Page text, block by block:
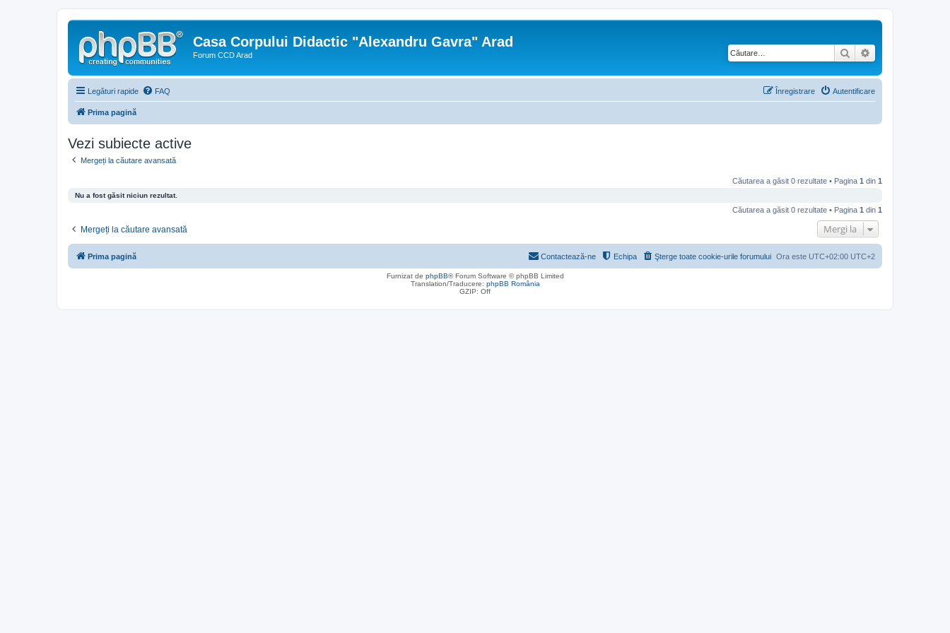
Casa Corpului Didactic "Alexandru Gavra" Arad
Forum CCD Arad Căutare
Legături rapide FAQ Autentificare
Înregistrare
Prima pagină
Vezi subiecte active
Mergeți la căutare avansată
Căutarea a găsit 0 rezultate • Pagina 1 din 1
Nu a fost găsit niciun rezultat.
Căutarea a găsit 0 rezultate • Pagina 1 din 1
Mergeți la căutare avansată Mergi la
Prima pagină Ora este UTC+02:00 UTC+2
Şterge toate cookie-urile forumului
Echipa
Contactează-ne
Furnizat de phpBB® Forum Software © phpBB Limited
Translation/Traducere: phpBB România
GZIP: Off